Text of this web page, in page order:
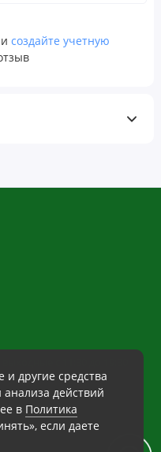
диоксид кремния,
придерживаться
и информации
изменения,
упаковки или
создайте учетную
другие средства
действий
в Политика
если даете
с 11:30 до 19:30